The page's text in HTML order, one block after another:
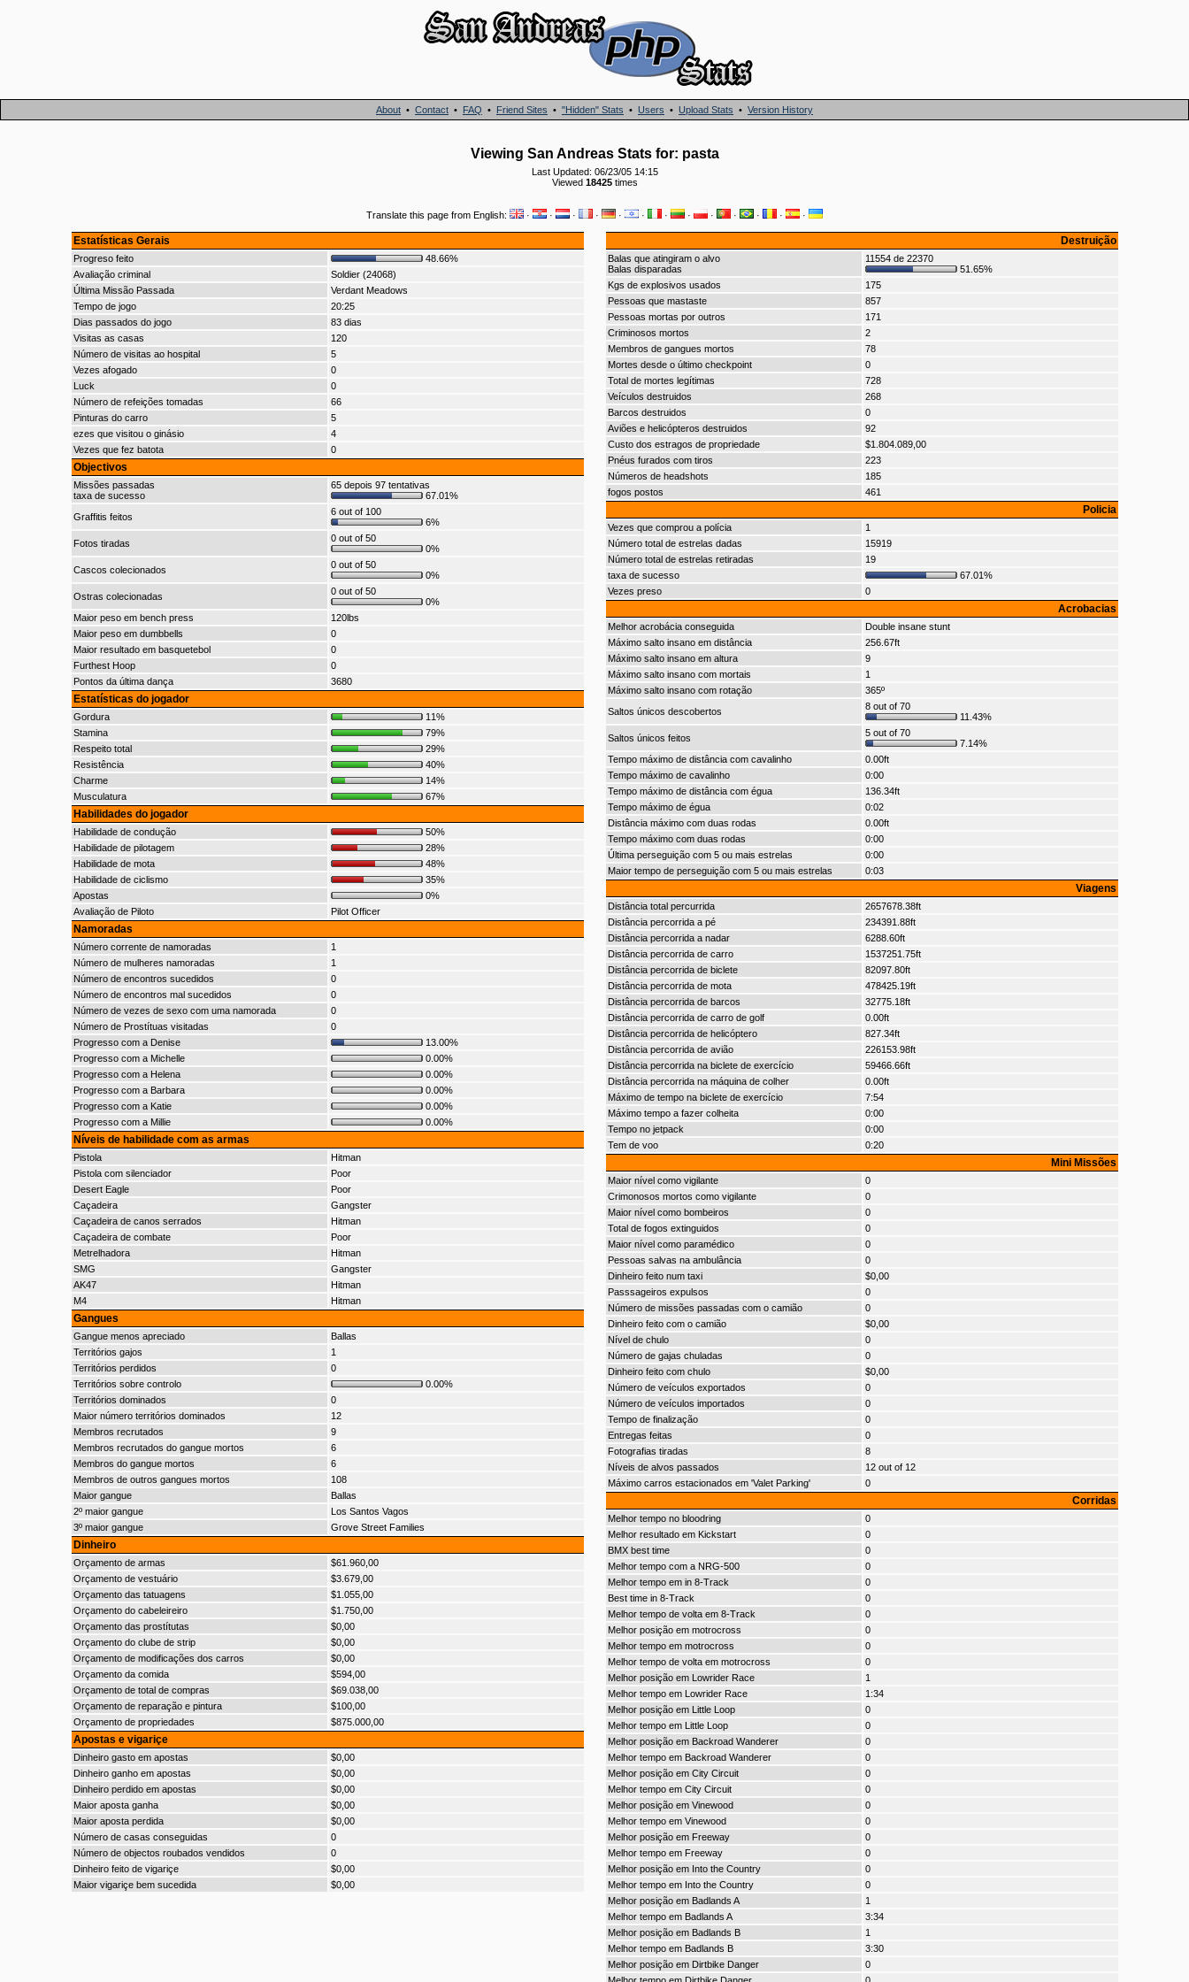
About • Contact • FAQ • Friend Sites • "Hidden" Stats • Users • Upload Stats • Version History
Viewing San Andreas Stats for: pasta
Last Updated: 06/23/05 14:15
Viewed 18425times
Translate this page from English: · · · · · · · · · · · · ·
Estatísticas Gerais
Progreso feito
48.66%
Avaliação criminal
Soldier (24068)
Última Missão Passada
Verdant Meadows
Tempo de jogo
20:25
Dias passados do jogo
83 dias
Visitas as casas
120
Número de visitas ao hospital
5
Vezes afogado
0
Luck
0
Número de refeições tomadas
66
Pinturas do carro
5
ezes que visitou o ginásio
4
Vezes que fez batota
0
Objectivos
Missões passadas
taxa de sucesso
65 depois 97 tentativas
67.01%
Graffitis feitos
6 out of 100
6%
Fotos tiradas
0 out of 50
0%
Cascos colecionados
0 out of 50
0%
Ostras colecionadas
0 out of 50
0%
Maior peso em bench press
120lbs
Maior peso em dumbbells
0
Maior resultado em basquetebol
0
Furthest Hoop
0
Pontos da última dança
3680
Estatísticas do jogador
Gordura
11%
Stamina
79%
Respeito total
29%
Resistência
40%
Charme
14%
Musculatura
67%
Habilidades do jogador
Habilidade de condução
50%
Habilidade de pilotagem
28%
Habilidade de mota
48%
Habilidade de ciclismo
35%
Apostas
0%
Avaliação de Piloto
Pilot Officer
Namoradas
Número corrente de namoradas
1
Número de mulheres namoradas
1
Número de encontros sucedidos
0
Número de encontros mal sucedidos
0
Número de vezes de sexo com uma namorada
0
Número de Prostítuas visitadas
0
Progresso com a Denise
13.00%
Progresso com a Michelle
0.00%
Progresso com a Helena
0.00%
Progresso com a Barbara
0.00%
Progresso com a Katie
0.00%
Progresso com a Millie
0.00%
Níveis de habilidade com as armas
Pistola
Hitman
Pistola com silenciador
Poor
Desert Eagle
Poor
Caçadeira
Gangster
Caçadeira de canos serrados
Hitman
Caçadeira de combate
Poor
Metrelhadora
Hitman
SMG
Gangster
AK47
Hitman
M4
Hitman
Gangues
Gangue menos apreciado
Ballas
Territórios gajos
1
Territórios perdidos
0
Territórios sobre controlo
0.00%
Territórios dominados
0
Maior número territórios dominados
12
Membros recrutados
9
Membros recrutados do gangue mortos
6
Membros do gangue mortos
6
Membros de outros gangues mortos
108
Maior gangue
Ballas
2º maior gangue
Los Santos Vagos
3º maior gangue
Grove Street Families
Dinheiro
Orçamento de armas
$61.960,00
Orçamento de vestuário
$3.679,00
Orçamento das tatuagens
$1.055,00
Orçamento do cabeleireiro
$1.750,00
Orçamento das prostítutas
$0,00
Orçamento do clube de strip
$0,00
Orçamento de modificações dos carros
$0,00
Orçamento da comida
$594,00
Orçamento de total de compras
$69.038,00
Orçamento de reparação e pintura
$100,00
Orçamento de propriedades
$875.000,00
Apostas e vigariçe
Dinheiro gasto em apostas
$0,00
Dinheiro ganho em apostas
$0,00
Dinheiro perdido em apostas
$0,00
Maior aposta ganha
$0,00
Maior aposta perdida
$0,00
Número de casas conseguidas
0
Número de objectos roubados vendidos
0
Dinheiro feito de vigariçe
$0,00
Maior vigariçe bem sucedida
$0,00
Destruição
Balas que atingiram o alvo
Balas disparadas
11554 de 22370
51.65%
Kgs de explosivos usados
175
Pessoas que mastaste
857
Pessoas mortas por outros
171
Criminosos mortos
2
Membros de gangues mortos
78
Mortes desde o último checkpoint
0
Total de mortes legítimas
728
Veículos destruidos
268
Barcos destruidos
0
Aviões e helicópteros destruidos
92
Custo dos estragos de propriedade
$1.804.089,00
Pnéus furados com tiros
223
Números de headshots
185
fogos postos
461
Policia
Vezes que comprou a polícia
1
Número total de estrelas dadas
15919
Número total de estrelas retiradas
19
taxa de sucesso
67.01%
Vezes preso
0
Acrobacias
Melhor acrobácia conseguida
Double insane stunt
Máximo salto insano em distância
256.67ft
Máximo salto insano em altura
9
Máximo salto insano com mortais
1
Máximo salto insano com rotação
365º
Saltos únicos descobertos
8 out of 70
11.43%
Saltos únicos feitos
5 out of 70
7.14%
Tempo máximo de distância com cavalinho
0.00ft
Tempo máximo de cavalinho
0:00
Tempo máximo de distância com égua
136.34ft
Tempo máximo de égua
0:02
Distância máximo com duas rodas
0.00ft
Tempo máximo com duas rodas
0:00
Última perseguição com 5 ou mais estrelas
0:00
Maior tempo de perseguição com 5 ou mais estrelas
0:03
Viagens
Distância total percurrida
2657678.38ft
Distância percorrida a pé
234391.88ft
Distância percorrida a nadar
6288.60ft
Distância percorrida de carro
1537251.75ft
Distância percorrida de biclete
82097.80ft
Distância percorrida de mota
478425.19ft
Distância percorrida de barcos
32775.18ft
Distância percorrida de carro de golf
0.00ft
Distância percorrida de helicóptero
827.34ft
Distância percorrida de avião
226153.98ft
Distância percorrida na biclete de exercício
59466.66ft
Distância percorrida na máquina de colher
0.00ft
Máximo de tempo na biclete de exercício
7:54
Máximo tempo a fazer colheita
0:00
Tempo no jetpack
0:00
Tem de voo
0:20
Mini Missões
Maior nível como vigilante
0
Crimonosos mortos como vigilante
0
Maior nível como bombeiros
0
Total de fogos extinguidos
0
Maior nível como paramédico
0
Pessoas salvas na ambulância
0
Dinheiro feito num taxi
$0,00
Passsageiros expulsos
0
Número de missões passadas com o camião
0
Dinheiro feito com o camião
$0,00
Nível de chulo
0
Número de gajas chuladas
0
Dinheiro feito com chulo
$0,00
Número de veículos exportados
0
Número de veículos importados
0
Tempo de finalização
0
Entregas feitas
0
Fotografias tiradas
8
Níveis de alvos passados
12 out of 12
Máximo carros estacionados em 'Valet Parking'
0
Corridas
Melhor tempo no bloodring
0
Melhor resultado em Kickstart
0
BMX best time
0
Melhor tempo com a NRG-500
0
Melhor tempo em in 8-Track
0
Best time in 8-Track
0
Melhor tempo de volta em 8-Track
0
Melhor posição em motrocross
0
Melhor tempo em motrocross
0
Melhor tempo de volta em motrocross
0
Melhor posição em Lowrider Race
1
Melhor tempo em Lowrider Race
1:34
Melhor posição em Little Loop
0
Melhor tempo em Little Loop
0
Melhor posição em Backroad Wanderer
0
Melhor tempo em Backroad Wanderer
0
Melhor posição em City Circuit
0
Melhor tempo em City Circuit
0
Melhor posição em Vinewood
0
Melhor tempo em Vinewood
0
Melhor posição em Freeway
0
Melhor tempo em Freeway
0
Melhor posição em Into the Country
0
Melhor tempo em Into the Country
0
Melhor posição em Badlands A
1
Melhor tempo em Badlands A
3:34
Melhor posição em Badlands B
1
Melhor tempo em Badlands B
3:30
Melhor posição em Dirtbike Danger
0